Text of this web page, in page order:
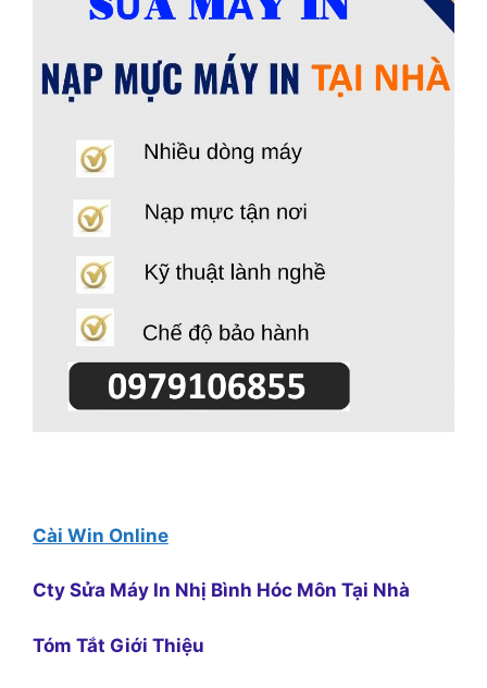
Cài Win Online
Cty Sửa Máy In Nhị Bình Hóc Môn Tại Nhà
Tóm Tắt Giới Thiệu